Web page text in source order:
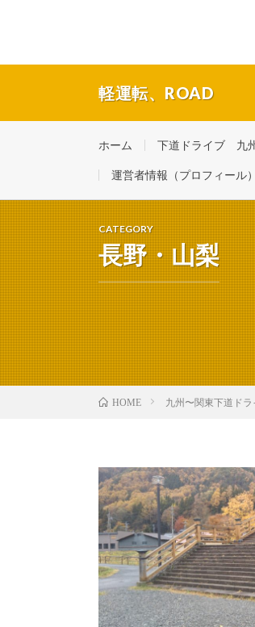
軽運転、ROAD
ホーム 下道ドライブ 九
運営者情報（プロフィール）
CATEGORY
長野・山梨
HOME 九州〜関東下道ド